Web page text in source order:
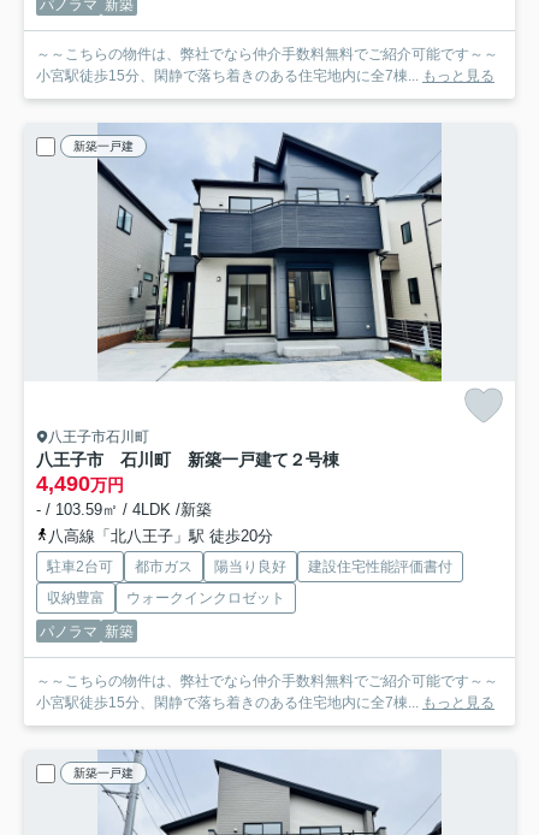
パノラマ 新築
～～こちらの物件は、弊社でなら仲介手数料無料でご紹介可能です～～
小宮駅徒歩15分、閑静で落ち着きのある住宅地内に全7棟... もっと見る
新築一戸建
八王子市石川町
八王子市 石川町 新築一戸建て ２号棟
4,490万円
- / 103.59㎡ / 4LDK /新築
八高線「北八王子」駅 徒歩20分
駐車2台可 都市ガス 陽当り良好
建設住宅性能評価書付
収納豊富
ウォークインクロゼット
パノラマ 新築
～～こちらの物件は、弊社でなら仲介手数料無料でご紹介可能です～～
小宮駅徒歩15分、閑静で落ち着きのある住宅地内に全7棟... もっと見る
新築一戸建